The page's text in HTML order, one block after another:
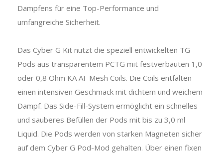
Dampfens für eine Top-Performance und
umfangreiche Sicherheit.
Das Cyber G Kit nutzt die speziell entwickelten TG
Pods aus transparentem PCTG mit festverbauten 1,0
oder 0,8 Ohm KA AF Mesh Coils. Die Coils entfalten
einen intensiven Geschmack mit dichtem und weichem
Dampf. Das Side-Fill-System ermöglicht ein schnelles
und sauberes Befüllen der Pods mit bis zu 3,0 ml
Liquid. Die Pods werden von starken Magneten sicher
auf dem Cyber G Pod-Mod gehalten. Über einen fixen